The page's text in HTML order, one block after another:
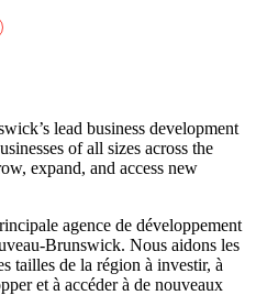
lead business development
of all sizes across the
expand, and access new
agence de développement
Brunswick. Nous aidons les
tailles de la région à investir, à
et à accéder à de nouveaux